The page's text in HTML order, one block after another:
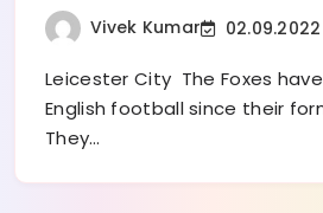
stream & team news
Vivek Kumar 02.09.2022
Leicester City The Foxes
English football since their
They…